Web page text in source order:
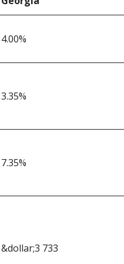
4.00%
3.35%
7.35%
&dollar;3 733